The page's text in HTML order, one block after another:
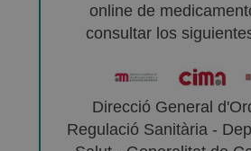
online de
consultar los
Direcció General
Regulació Sanitària -